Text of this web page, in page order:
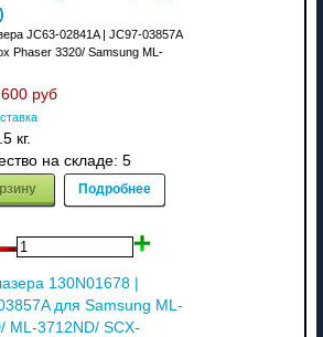
JC63-02841A | JC97-03857A
Phaser 3320/ Samsung ML-
600 руб
кг.
на складе: 5
Подробнее
130N01678 |
для Samsung ML-
ML-3712ND/ SCX-